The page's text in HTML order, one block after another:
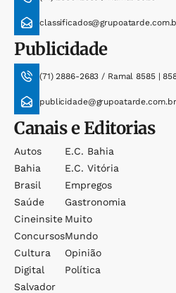
Publicidade
(71) 2886-2683 / Ramal 8585 |
publicidade@grupoatarde.com.br
Canais e Editorias
Autos
Bahia
Brasil
Saúde
Cineinsite
Concursos
Cultura
Digital
Salvador
E.c. Bahia
E.c. Vitória
Empregos
Gastronomia
Muito
Mundo
Opinião
Política